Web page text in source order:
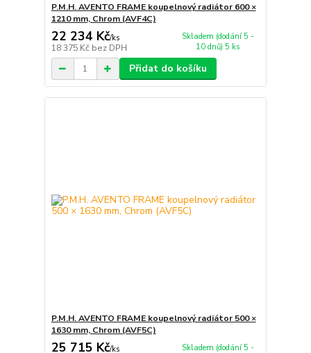
P.M.H. AVENTO FRAME koupelnový radiátor 600 ×
1210 mm, Chrom (AVF4C)
22 234 Kč/ks
18 375 Kč bez DPH
Skladem (dodání 5 -
10 dnů) 5 ks
Přidat do košíku
P.M.H. AVENTO FRAME koupelnový radiátor 500 ×
1630 mm, Chrom (AVF5C)
25 715 Kč/ks
Skladem (dodání 5 -